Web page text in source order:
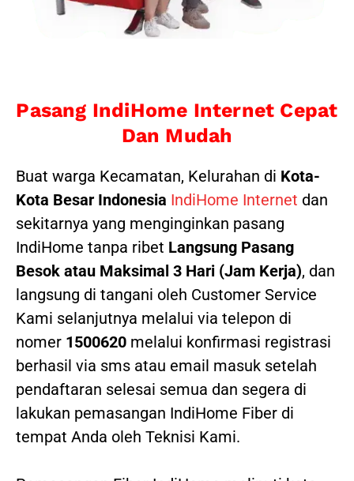
Pasang IndiHome Internet Cepat
Dan Mudah
Buat warga Kecamatan, Kelurahan di Kota-
Kota Besar Indonesia IndiHome Internet dan
sekitarnya yang menginginkan pasang
IndiHome tanpa ribet Langsung Pasang
Besok atau Maksimal 3 Hari (Jam Kerja), dan
langsung di tangani oleh Customer Service
Kami selanjutnya melalui via telepon di
nomer 1500620 melalui konfirmasi registrasi
berhasil via sms atau email masuk setelah
pendaftaran selesai semua dan segera di
lakukan pemasangan IndiHome Fiber di
tempat Anda oleh Teknisi Kami.